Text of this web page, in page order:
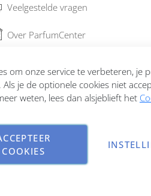
Veelgestelde vragen
Over ParfumCenter
Garantie en retourneren
Copyright © 2026 ParfumCenter.nl. All
om onze service te verbeteren, je
je de optionele cookies niet
weten, lees dan alsjeblieft het
COOKIES